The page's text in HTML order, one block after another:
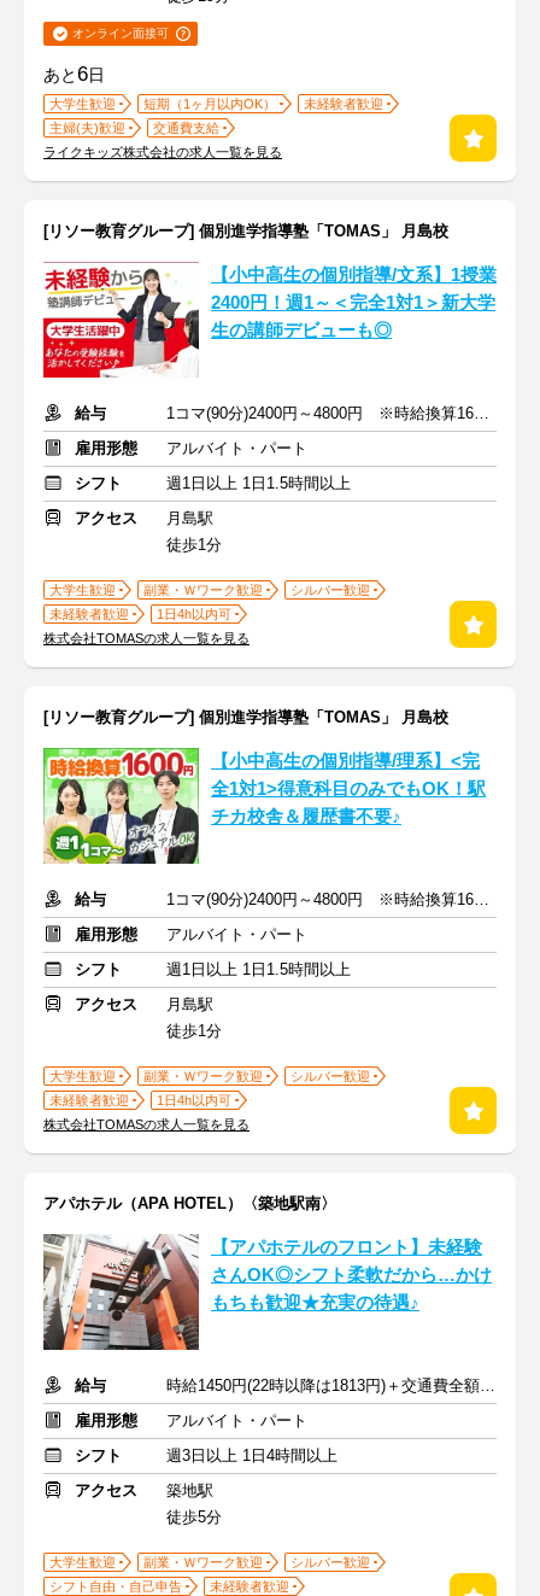
オンライン面接可
あと6日
大学生歓迎 短期（1ヶ月以内OK）
未経験者歓迎
主婦(夫)歓迎
交通費支給
ライクキッズ株式会社の求人一覧を見る
[リソー教育グループ] 個別進学指導塾「TOMAS」 月島校
【小中高生の個別指導/文系】1授業
2400円！週1～＜完全1対1＞新大学
生の講師デビューも◎
給与
1コマ(90分)2400円～4800円 ※時給換算1600円～3200円
雇用形態
アルバイト・パート
シフト
週1日以上 1日1.5時間以上
アクセス
月島駅
徒歩1分
大学生歓迎 副業・Ｗワーク歓迎
シルバー歓迎
未経験者歓迎
1日4h以内可
株式会社TOMASの求人一覧を見る
[リソー教育グループ] 個別進学指導塾「TOMAS」 月島校
【小中高生の個別指導/理系】<完
全1対1>得意科目のみでもOK！駅
チカ校舎＆履歴書不要♪
給与
1コマ(90分)2400円～4800円 ※時給換算1600円～3200円
雇用形態
アルバイト・パート
シフト
週1日以上 1日1.5時間以上
アクセス
月島駅
徒歩1分
大学生歓迎 副業・Ｗワーク歓迎
シルバー歓迎
未経験者歓迎
1日4h以内可
株式会社TOMASの求人一覧を見る
アパホテル（APA HOTEL）〈築地駅南〉
【アパホテルのフロント】未経験
さんOK◎シフト柔軟だから…かけ
もちも歓迎★充実の待遇♪
給与
時給1450円(22時以降は1813円)＋交通費全額支給
雇用形態
アルバイト・パート
シフト
週3日以上 1日4時間以上
アクセス
築地駅
徒歩5分
大学生歓迎 副業・Ｗワーク歓迎
シルバー歓迎
シフト自由・自己申告
未経験者歓迎